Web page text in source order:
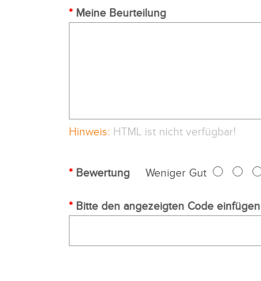
Meine Beurteilung
Hinweis: HTML ist nicht verfügbar!
Bewertung Weniger Gut
Bitte den angezeigten Code einfügen